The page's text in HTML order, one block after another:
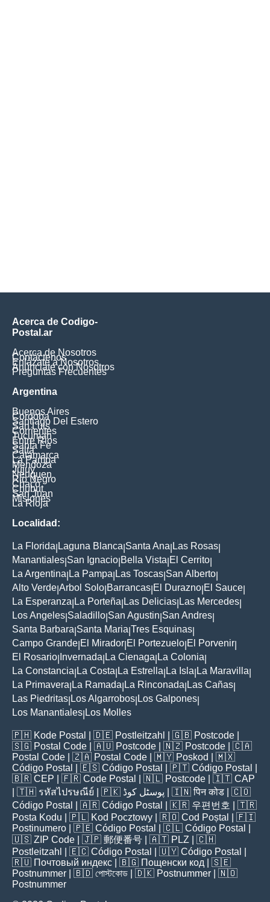
Acerca de Codigo-
Postal.ar
Acerca de Nosotros
Contáctenos
Enlázate a Nosotros
Anúnciate con Nosotros
Preguntas Frecuentes
Argentina
Buenos Aires
Cordoba
Santiago Del Estero
San Luis
Corrientes
Tucuman
Entre Rios
Santa Fe
Salta
Catamarca
La Pampa
Mendoza
Jujuy
Neuquen
Rio Negro
Chaco
Chubut
San Juan
Misiones
La Rioja
Localidad:
La Florida Laguna Blanca Santa Ana Las Rosas
Manantiales San Ignacio Bella Vista El Cerrito
La Argentina La Pampa Las Toscas San Alberto
Alto Verde Arbol Solo Barrancas El Durazno El Sauce
La Esperanza La Porteña Las Delicias Las Mercedes
Los Angeles Saladillo San Agustin San Andres
Santa Barbara Santa Maria Tres Esquinas
Campo Grande El Mirador El Portezuelo El Porvenir
El Rosario Invernada La Cienaga La Colonia
La Constancia La Costa La Estrella La Isla La Maravilla
La Primavera La Ramada La Rinconada Las Cañas
Las Piedritas Los Algarrobos Los Galpones
Los Manantiales Los Molles
🇵🇭 Kode Postal | 🇩🇪 Postleitzahl | 🇬🇧 Postcode
🇸🇬 Postal Code | 🇦🇺 Postcode | 🇳🇿 Postcode | 🇨🇦
Postal Code | 🇿🇦 Postal Code | 🇲🇾 Poskod
| 🇲🇽
Código Postal
| 🇪🇸 Código Postal | 🇵🇹 Código Postal
🇧🇷 CEP | 🇫🇷 Code Postal | 🇳🇱 Postcode | 🇮🇹 CAP
| 🇹🇭 รหัสไปรษณีย์ | 🇵🇰 پوسٹل کوڈ | 🇮🇳पिन कोड | 🇨🇴
Código Postal
| 🇦🇷 Código Postal | 🇰🇷 우편번호
| 🇹🇷
Posta Kodu | 🇵🇱 Kod Pocztowy | 🇷🇴 Cod Poștal
| 🇫🇮
Postinumero | 🇵🇪 Código Postal | 🇨🇱 Código Postal
🇺🇸 ZIP Code | 🇯🇵 郵便番号 | 🇦🇹 PLZ | 🇨🇭
Postleitzahl
| 🇪🇨 Código Postal | 🇺🇾 Código Postal
🇷🇺 Почтовый индекс | 🇧🇬 Пощенски код | 🇸🇪
Postnummer | 🇧🇩 পোস্টকোড | 🇩🇰 Postnummer | 🇳🇴
Postnummer